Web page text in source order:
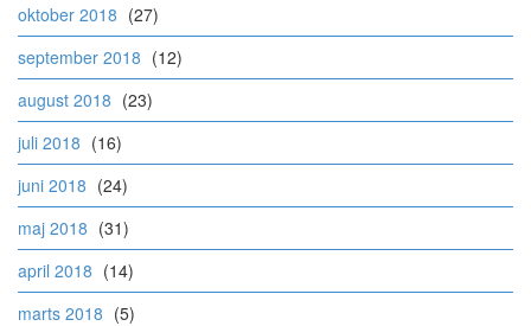
oktober 2018 (27)
september 2018 (12)
august 2018 (23)
juli 2018 (16)
juni 2018 (24)
maj 2018 (31)
april 2018 (14)
marts 2018 (5)